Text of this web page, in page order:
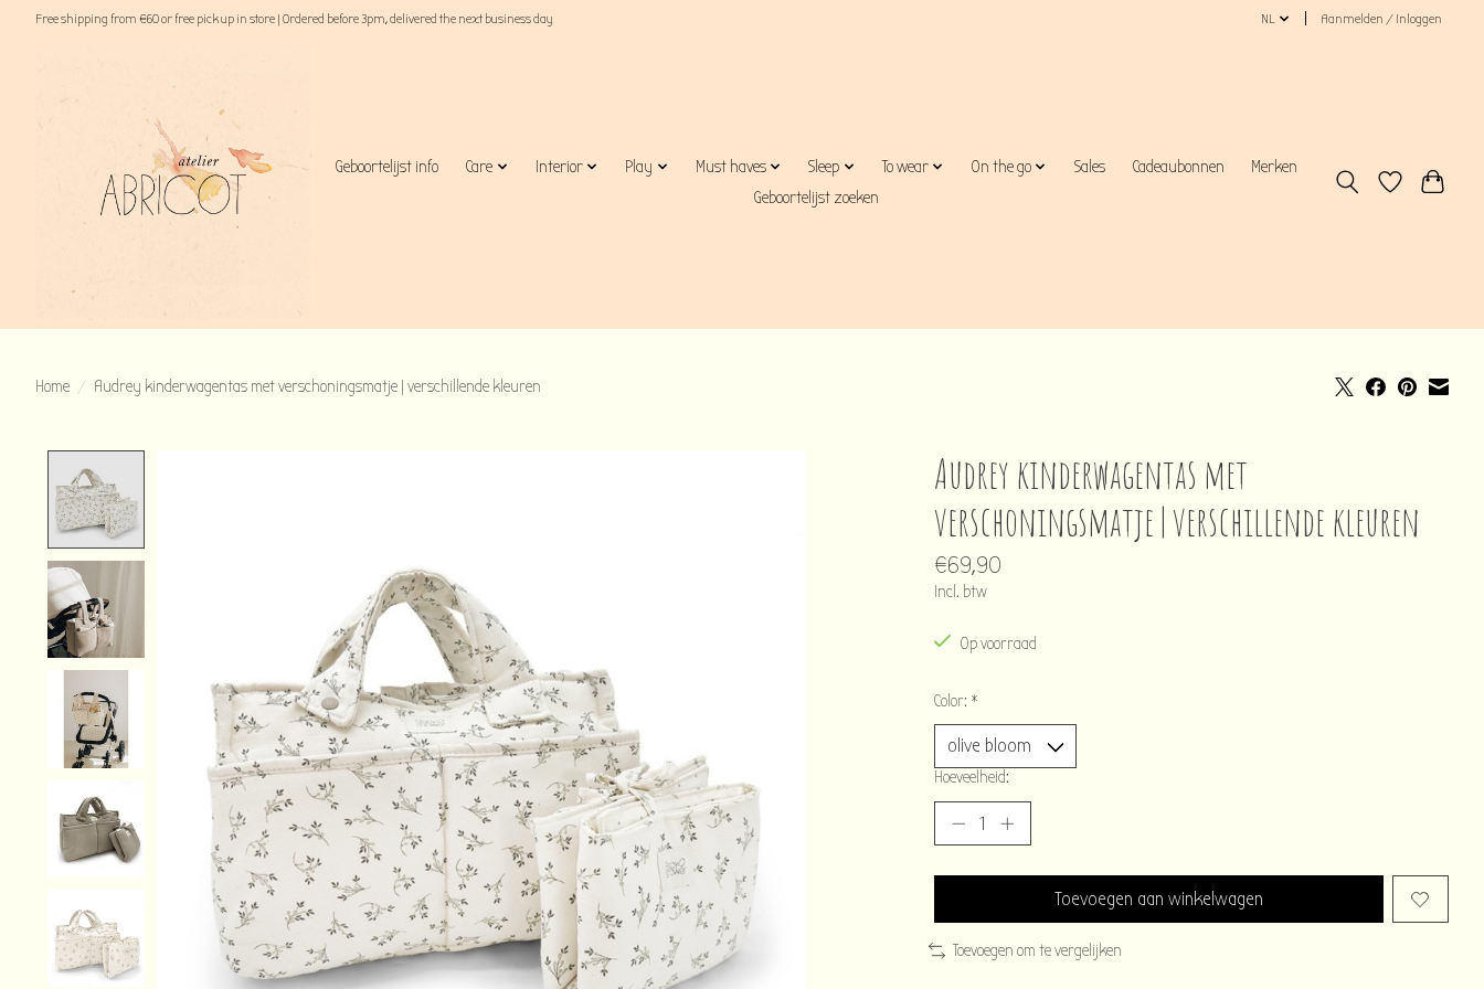
Free shipping from €60 or free pick up in store | Ordered before 3pm, delivered the next business day NL Aanmelden / Inloggen
Geboortelijst info Care Interior Play Must haves Sleep To wear On the go Sales Cadeaubonnen
Merken
Geboortelijst zoeken
Home / Audrey kinderwagentas met verschoningsmatje | verschillende kleuren
Audrey kinderwagentas met
verschoningsmatje | verschillende kleuren
€69,90
Incl. btw
Op voorraad
Color: *
Hoeveelheid:
Toevoegen aan winkelwagen
Toevoegen om te vergelijken